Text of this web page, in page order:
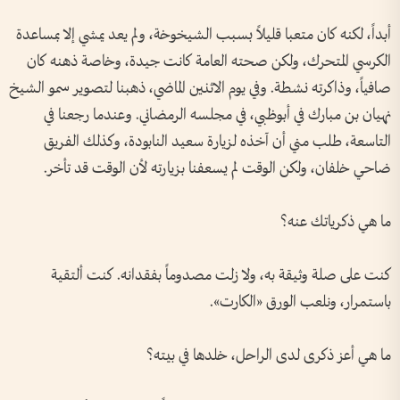
أبداً، لكنه كان متعبا قليلاً بسبب الشيخوخة، ولم يعد يمشي إلا بمساعدة
الكرسي المتحرك، ولكن صحته العامة كانت جيدة، وخاصة ذهنه كان
صافياً، وذاكرته نشطة. وفي يوم الاثنين الماضي، ذهبنا لتصوير سمو الشيخ
نهيان بن مبارك في أبوظبي، في مجلسه الرمضاني. وعندما رجعنا في
التاسعة، طلب مني أن آخذه لزيارة سعيد النابودة، وكذلك الفريق
ضاحي خلفان، ولكن الوقت لم يسعفنا بزيارته لأن الوقت قد تأخر.
ما هي ذكرياتك عنه؟
كنت على صلة وثيقة به، ولا زلت مصدوماً بفقدانه. كنت ألتقية
باستمرار، ونلعب الورق «الكارت».
ما هي أعز ذكرى لدى الراحل، خلدها في بيته؟